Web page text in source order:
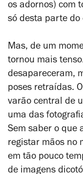
os adornos) com
só desta parte do
Mas, de um
tornou mais
desapareceram,
poses retraídas.
varão central de
uma das
Sem saber o que
registar mãos no
em tão pouco
de imagens